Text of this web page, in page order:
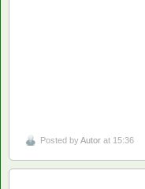
Posted byAutor at 15:36